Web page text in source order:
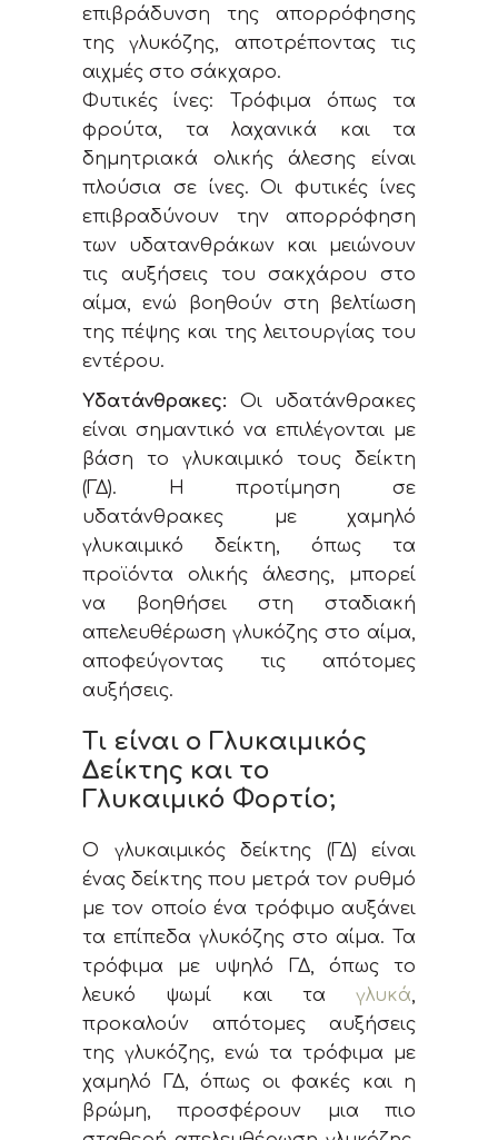
επιβράδυνση της απορρόφησης
της γλυκόζης, αποτρέποντας τις
αιχμές στο σάκχαρο.
Φυτικές ίνες: Τρόφιμα όπως τα
φρούτα, τα λαχανικά και τα
δημητριακά ολικής άλεσης είναι
πλούσια σε ίνες. Οι φυτικές ίνες
επιβραδύνουν την απορρόφηση
των υδατανθράκων και μειώνουν
τις αυξήσεις του σακχάρου στο
αίμα, ενώ βοηθούν στη βελτίωση
της πέψης και της λειτουργίας του
εντέρου.
Υδατάνθρακες: Οι υδατάνθρακες
είναι σημαντικό να επιλέγονται με
βάση το γλυκαιμικό τους δείκτη
(ΓΔ). Η προτίμηση σε
υδατάνθρακες με χαμηλό
γλυκαιμικό δείκτη, όπως τα
προϊόντα ολικής άλεσης, μπορεί
να βοηθήσει στη σταδιακή
απελευθέρωση γλυκόζης στο αίμα,
αποφεύγοντας τις απότομες
αυξήσεις.
Τι είναι ο Γλυκαιμικός
Δείκτης και το
Γλυκαιμικό Φορτίο;
Ο γλυκαιμικός δείκτης (ΓΔ) είναι
ένας δείκτης που μετρά τον ρυθμό
με τον οποίο ένα τρόφιμο αυξάνει
τα επίπεδα γλυκόζης στο αίμα. Τα
τρόφιμα με υψηλό ΓΔ, όπως το
λευκό ψωμί και τα γλυκά,
προκαλούν απότομες αυξήσεις
της γλυκόζης, ενώ τα τρόφιμα με
χαμηλό ΓΔ, όπως οι φακές και η
βρώμη, προσφέρουν μια πιο